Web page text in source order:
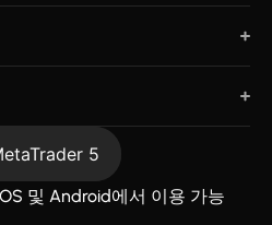
5
및 Android에서 이용 가능